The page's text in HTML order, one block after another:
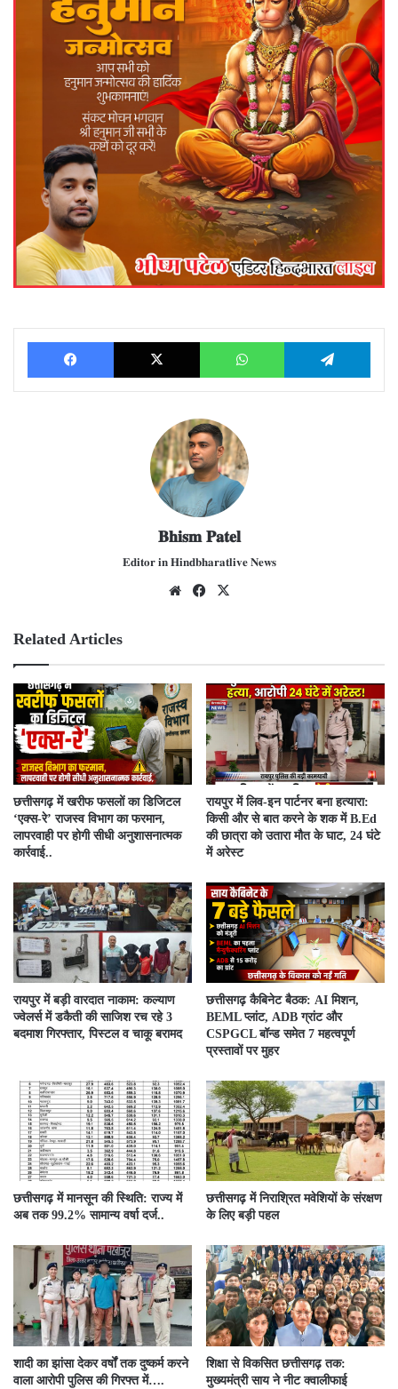
Facebook X WhatsApp
𝐁𝐡𝐢𝐬𝐦 𝐏𝐚𝐭𝐞𝐥
𝐄𝐝𝐢𝐭𝐨𝐫 𝐢𝐧 𝐇𝐢𝐧𝐝𝐛𝐡𝐚𝐫𝐚𝐭𝐥𝐢𝐯𝐞 𝐍𝐞𝐰𝐬
We
Fac
Related Articles
​छत्तीसगढ़ में खरीफ फसलों का डिजिटल
‘एक्स-रे’ राजस्व विभाग का फरमान,
लापरवाही पर होगी सीधी अनुशासनात्मक
कार्रवाई..
रायपुर में लिव-इन पार्टनर बना हत्यारा:
किसी और से बात करने के शक में B.Ed
की छात्रा को उतारा मौत के घाट, 24 घंटे
में अरेस्ट
रायपुर में बड़ी वारदात नाकाम: कल्याण
ज्वेलर्स में डकैती की साजिश रच रहे 3
बदमाश गिरफ्तार, पिस्टल व चाकू बरामद
छत्तीसगढ़ कैबिनेट बैठक: AI मिशन,
BEML प्लांट, ADB ग्रांट और
CSPGCL बॉन्ड समेत 7 महत्वपूर्ण
प्रस्तावों पर मुहर
छत्तीसगढ़ में मानसून की स्थिति: राज्य में
अब तक 99.2% सामान्य वर्षा दर्ज..
छत्तीसगढ़ में निराश्रित मवेशियों के संरक्षण
के लिए बड़ी पहल
शादी का झांसा देकर वर्षों तक दुष्कर्म करने
वाला आरोपी पुलिस की गिरफ्त में….
शिक्षा से विकसित छत्तीसगढ़ तक:
मुख्यमंत्री साय ने नीट क्वालीफाई